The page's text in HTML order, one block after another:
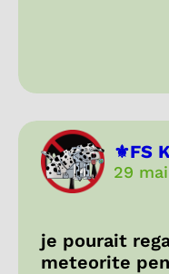
⚜FS
29
je pourait
meteorite